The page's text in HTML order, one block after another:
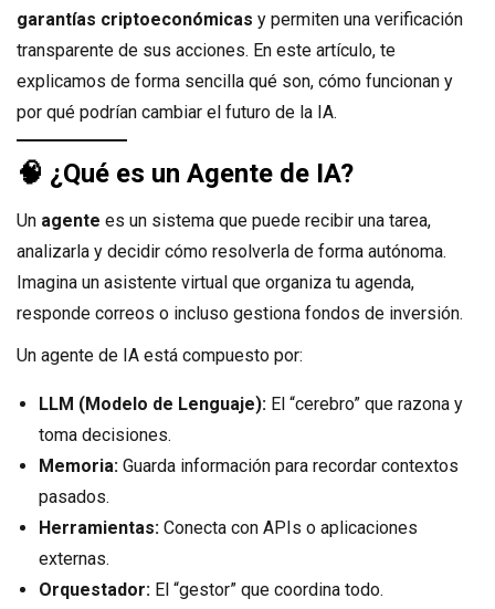
garantías criptoeconómicas y permiten una verificación
transparente de sus acciones. En este artículo, te
explicamos de forma sencilla qué son, cómo funcionan y
por qué podrían cambiar el futuro de la IA.
🧠 ¿Qué es un Agente de IA?
Un agente es un sistema que puede recibir una tarea,
analizarla y decidir cómo resolverla de forma autónoma.
Imagina un asistente virtual que organiza tu agenda,
responde correos o incluso gestiona fondos de inversión.
Un agente de IA está compuesto por:
LLM (Modelo de Lenguaje): El “cerebro” que razona y
toma decisiones.
Memoria: Guarda información para recordar contextos
pasados.
Herramientas: Conecta con APIs o aplicaciones
externas.
Orquestador: El “gestor” que coordina todo.